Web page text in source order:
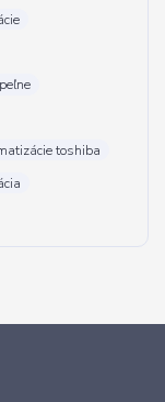
toshiba